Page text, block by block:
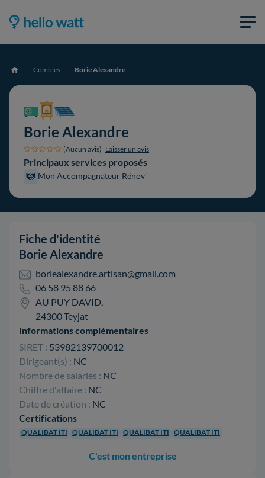
Accueil Combles Borie Alexandre
Borie Alexandre
(Aucun avis) Laisser un avis
Principaux services proposés
Mon Accompagnateur Rénov'
Fiche d'identité
Borie Alexandre
boriealexandre.artisan@gmail.com
06 58 95 88 66
AU PUY DAVID,
24300 Teyjat
Informations complémentaires
SIRET : 53982139700012
Dirigeant(s) : NC
Nombre de salariés : NC
Chiffre d'affaire : NC
Date de création : NC
Certifications
QUALIBAT ITI QUALIBAT ITI QUALIBAT ITI QUALIBAT ITI
C'est mon entreprise